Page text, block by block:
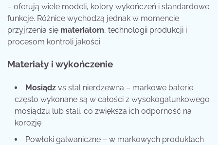
– oferują wiele modeli, kolory wykończeń i standardowe
funkcje. Różnice wychodzą jednak w momencie
przyjrzenia się materiałom, technologii produkcji i
procesom kontroli jakości.
Materiały i wykończenie
Mosiądz vs stal nierdzewna – markowe baterie
często wykonane są w całości z wysokogatunkowego
mosiądzu lub stali, co zwiększa ich odporność na
korozję.
Powłoki galwaniczne – w markowych produktach